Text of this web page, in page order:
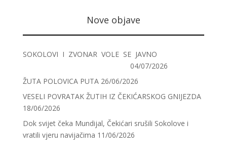
Nove objave
SOKOLOVI I ZVONAR VOLE SE JAVNO
04/07/2026
ŽUTA POLOVICA PUTA 26/06/2026
VESELI POVRATAK ŽUTIH IZ ČEKIĆARSKOG GNIJEZDA
18/06/2026
Dok svijet čeka Mundijal, Čekićari srušili Sokolove i
vratili vjeru navijačima 11/06/2026